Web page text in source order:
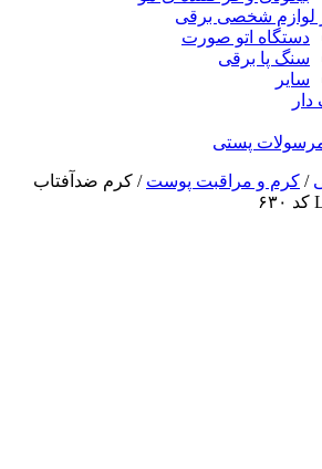
لوازم شخصی برقی
دستگاه اتو صورت
سنگ پا برقی
سایر
پستی
/ کرم و مراقبت پوست / کرم ضدآفتاب